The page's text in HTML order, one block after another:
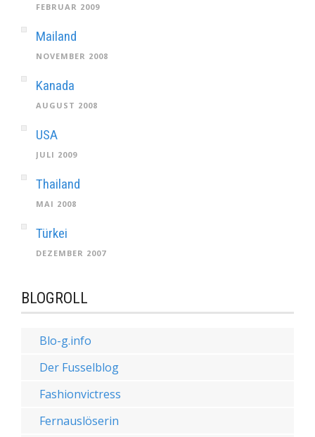
FEBRUAR 2009
Mailand
NOVEMBER 2008
Kanada
AUGUST 2008
USA
JULI 2009
Thailand
MAI 2008
Türkei
DEZEMBER 2007
BLOGROLL
Blo-g.info
Der Fusselblog
Fashionvictress
Fernauslöserin